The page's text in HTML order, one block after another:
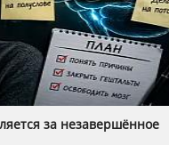
за незавершённое